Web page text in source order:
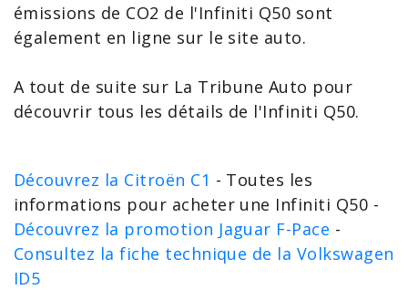
émissions de CO2 de l'Infiniti Q50 sont
également en ligne sur le site auto.
A tout de suite sur La Tribune Auto pour
découvrir tous les détails de l'Infiniti Q50.
Découvrez la Citroën C1 - Toutes les
informations pour acheter une Infiniti Q50 -
Découvrez la promotion Jaguar F-Pace -
Consultez la fiche technique de la Volkswagen
ID5